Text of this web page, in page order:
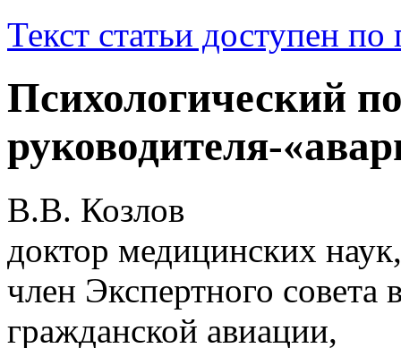
Текст статьи доступен по
Психологический
руководителя-
В.В. Козлов
доктор медицинских
член Экспертного совета
гражданской авиации,